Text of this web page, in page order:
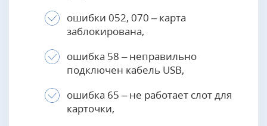
ошибки 052, 070 – карта
заблокирована,
ошибка 58 – неправильно
подключен кабель USB,
ошибка 65 – не работает слот для
карточки,